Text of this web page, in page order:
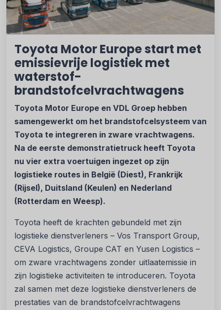
Toyota Motor Europe start met
emissievrije logistiek met
waterstof-
brandstofcelvrachtwagens
Toyota Motor Europe en VDL Groep hebben
samengewerkt om het brandstofcelsysteem van
Toyota te integreren in zware vrachtwagens.
Na de eerste demonstratietruck heeft Toyota
nu vier extra voertuigen ingezet op zijn
logistieke routes in België (Diest), Frankrijk
(Rijsel), Duitsland (Keulen) en Nederland
(Rotterdam en Weesp).
Toyota heeft de krachten gebundeld met zijn
logistieke dienstverleners – Vos Transport Group,
CEVA Logistics, Groupe CAT en Yusen Logistics –
om zware vrachtwagens zonder uitlaatemissie in
zijn logistieke activiteiten te introduceren. Toyota
zal samen met deze logistieke dienstverleners de
prestaties van de brandstofcelvrachtwagens